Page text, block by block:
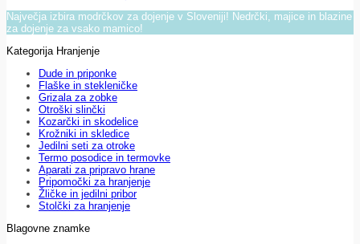
Največja izbira modrčkov za dojenje v Sloveniji! Nedrčki, majice in blazine
za dojenje za vsako mamico!
Kategorija Hranjenje
Dude in priponke
Flaške in stekleničke
Grizala za zobke
Otroški slinčki
Kozarčki in skodelice
Krožniki in skledice
Jedilni seti za otroke
Termo posodice in termovke
Aparati za pripravo hrane
Pripomočki za hranjenje
Žličke in jedilni pribor
Stolčki za hranjenje
Blagovne znamke